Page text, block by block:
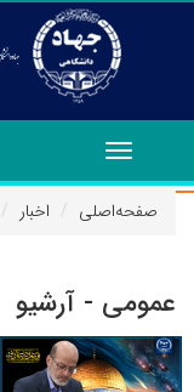
Toggle
navigation
صفحه‌اصلی
اخبار
عمومی - آرشیو